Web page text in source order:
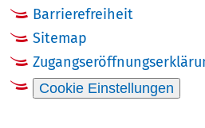
Barrierefreiheit
Sitemap
Cookie Einstellungen